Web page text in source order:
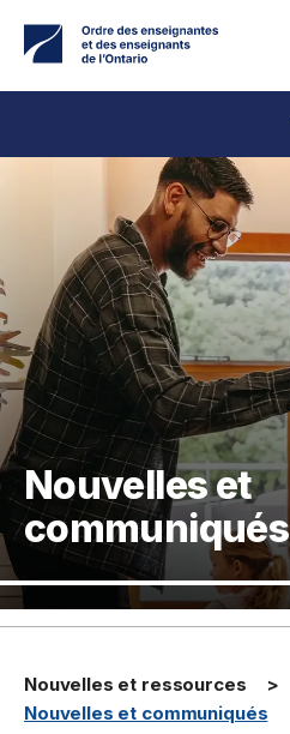
contenu
Nouvelles et
communiqués
Nouvelles et ressources
Nouvelles et communiqués